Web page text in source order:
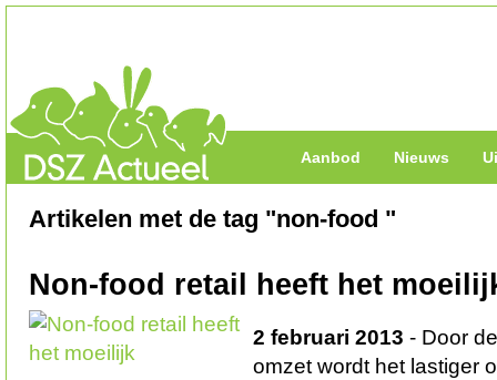
Aanbod Nieuws
Artikelen met de tag "non-food "
Non-food retail heeft het
2 februari 2013 - Door
omzet wordt het lastiger